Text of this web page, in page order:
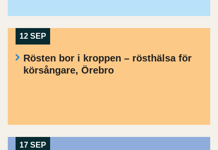
12 SEP
Rösten bor i kroppen – rösthälsa för
körsångare, Örebro
17 SEP